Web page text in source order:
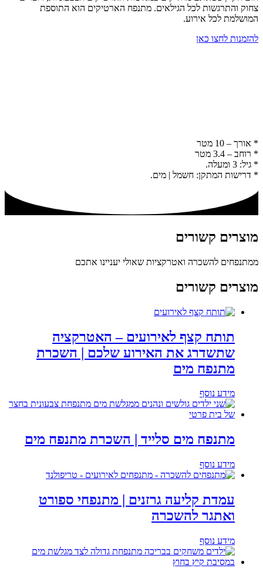
צחוק והתרגשות לכל הגילאים. מתנפח הארטיקים הוא התוספת
המושלמת לכל אירוע.
להזמנות לחצו כאן
* אורך – 10 מטר
* רוחב – 3.4 מטר
* גיל: 3 ומעלה.
* דרישות המתקן: חשמל | מים.
מוצרים קשורים
ממתנפחים להשכרה ואטרקציות שאולי יעניינו אתכם
מוצרים קשורים
תותח קצף לאירועים – האטרקציה
שתשדרג את האירוע שלכם | השכרת
מתנפח מים
מידע נוסף
מתנפח מים סלייד | השכרת מתנפח מים
מידע נוסף
עמדת קליעה גרזנים | מתנפחי ספורט
ואתגר להשכרה
מידע נוסף